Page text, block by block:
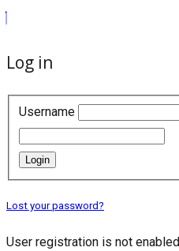
Log in
Username
Login
Lost your password?
User registration is not enabled